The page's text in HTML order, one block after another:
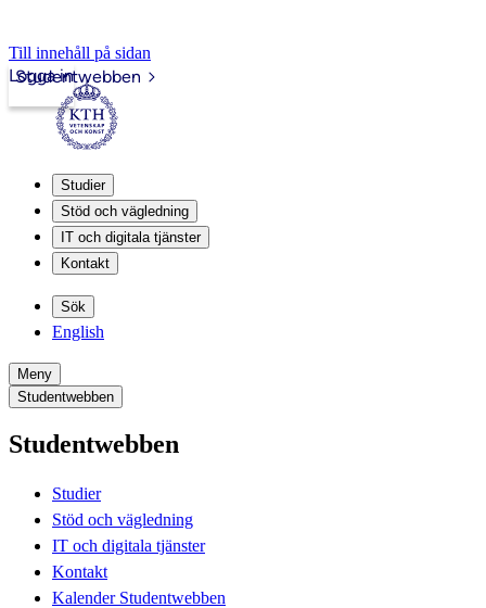
Till innehåll på sidan
Studentwebben
Logga in
Studier
Stöd och vägledning
IT och digitala tjänster
Kontakt
Sök
English
Meny
Studentwebben
Studentwebben
Studier
Stöd och vägledning
IT och digitala tjänster
Kontakt
Kalender Studentwebben